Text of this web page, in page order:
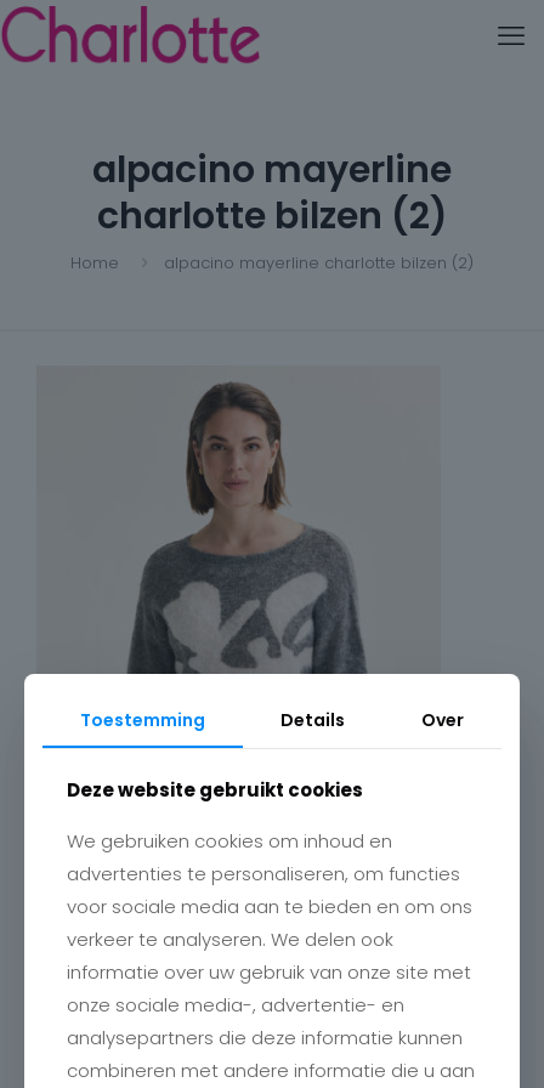
alpacino mayerline
charlotte bilzen (2)
Home alpacino mayerline charlotte bilzen (2)
Toestemming Details Over
Deze website gebruikt cookies
We gebruiken cookies om inhoud en
advertenties te personaliseren, om functies
voor sociale media aan te bieden en om ons
verkeer te analyseren. We delen ook
informatie over uw gebruik van onze site met
onze sociale media-, advertentie- en
analysepartners die deze informatie kunnen
combineren met andere informatie die u aan